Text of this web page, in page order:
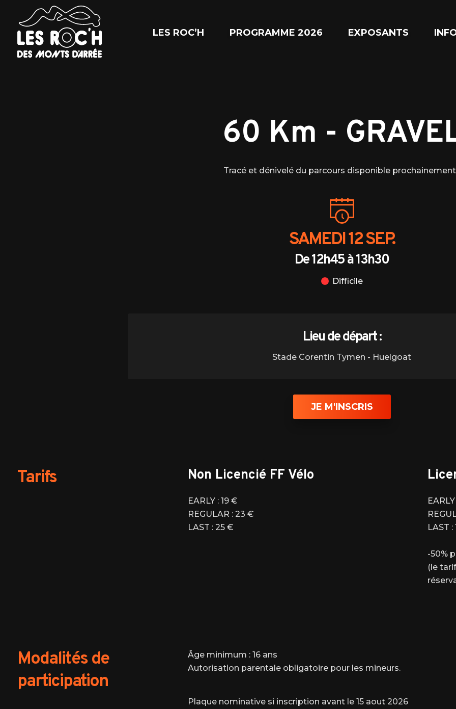
LES ROC’H PROGRAMME 2026 EXPOSANTS
60 Km -
Tracé et dénivelé du parcours disponible
SAMEDI 12 SEP.
De 12h45 à 13h30
Lieu de départ :
Stade Corentin Tymen - Huelgoat
JE M'INSCRIS
Tarifs Non Licencié FF Vélo
EARLY : 19 €
REGULAR : 23 €
LAST : 25 €
LAST :
-50%
(le
Modalités de
participation
Âge minimum : 16 ans
Autorisation parentale obligatoire pour les mineurs.
Plaque nominative si inscription avant le 15 aout 2026